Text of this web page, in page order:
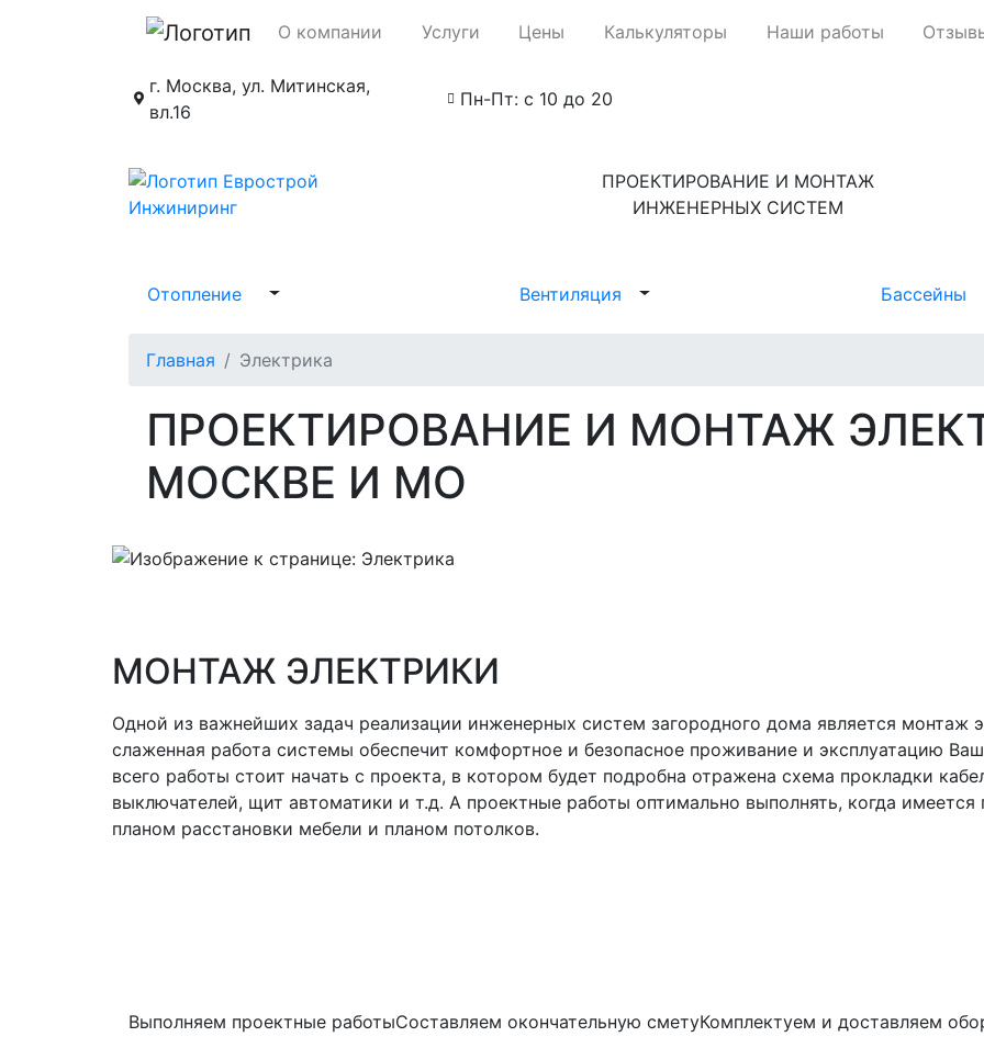
О компании Услуги Цены Калькуляторы Наши работы
г. Москва, ул. Митинская,
вл.16
Пн-Пт: с 10 до 20
ПРОЕКТИРОВАНИЕ И МОНТАЖ
ИНЖЕНЕРНЫХ СИСТЕМ
Отопление Вентиляция Бассейны
Главная Электрика
ПРОЕКТИРОВАНИЕ И МОНТАЖ
МОСКВЕ И МО
МОНТАЖ ЭЛЕКТРИКИ
Одной из важнейших задач реализации инженерных систем загородного дома является монтаж
слаженная работа системы обеспечит комфортное и безопасное проживание и эксплуатацию
всего работы стоит начать с проекта, в котором будет подробна отражена схема прокладки
выключателей, щит автоматики и т.д. А проектные работы оптимально выполнять, когда
планом расстановки мебели и планом потолков.
Выполняем проектные работыСоставляем окончательную сметуКомплектуем и доставляем